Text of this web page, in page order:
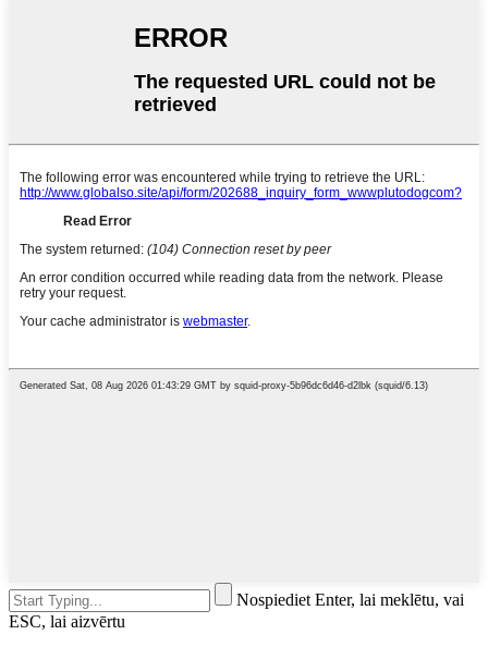
Nospiediet Enter, lai meklētu, vai
ESC, lai aizvērtu